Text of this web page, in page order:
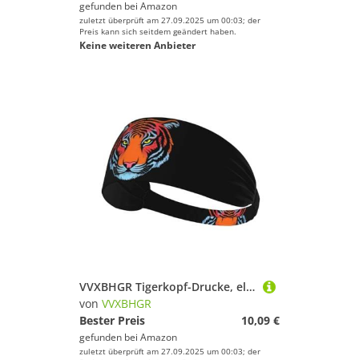
gefunden bei Amazon
zuletzt überprüft am 27.09.2025 um 00:03; der
Preis kann sich seitdem geändert haben.
Keine weiteren Anbieter
VVXBHGR Tigerkopf-Drucke, elastisches Übungs-Stirnband, Sport-Kopfband für Damen und Herren, weich, schnell trocknend
von VVXBHGR
Bester Preis
10,09 €
gefunden bei Amazon
zuletzt überprüft am 27.09.2025 um 00:03; der